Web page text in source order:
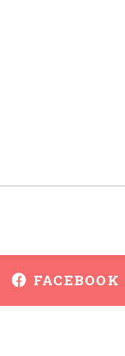
FACEBOOK